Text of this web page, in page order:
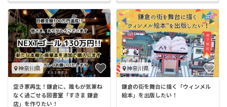
神奈川県
空き家再生！鎌倉に、誰もが気兼ね
なく過ごせる図書室「すきま 鎌倉
店」を作りたい！
神奈川県
鎌倉の街を舞台に描く「ウィンメル
絵本」を出版したい！